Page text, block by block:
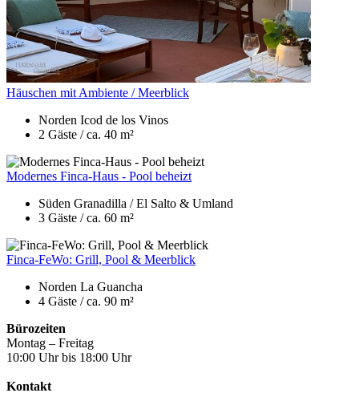
Häuschen mit Ambiente / Meerblick
Norden Icod de los Vinos
2 Gäste /ca. 40 m²
Modernes Finca-Haus - Pool beheizt
Süden Granadilla / El Salto & Umland
3 Gäste /ca. 60 m²
Finca-FeWo: Grill, Pool & Meerblick
Norden La Guancha
4 Gäste /ca. 90 m²
Bürozeiten
Montag – Freitag
10:00 Uhr bis 18:00 Uhr
Kontakt